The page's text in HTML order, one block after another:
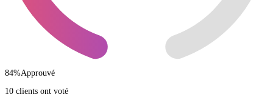
84%Approuvé
10 clients ont voté